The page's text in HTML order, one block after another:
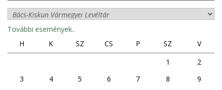
További események..
H
K SZ CS P SZ
V
1
2
3
4 5 6 7 8
9